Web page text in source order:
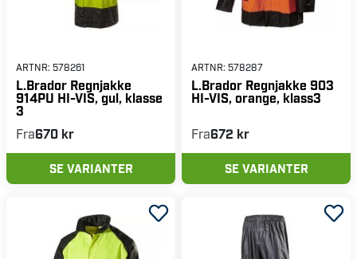
ARTNR: 578261
L.Brador Regnjakke
914PU HI-VIS, gul, klasse
3
Fra670 kr
SE VARIANTER
ARTNR: 578287
L.Brador Regnjakke 903
HI-VIS, orange, klass3
Fra672 kr
SE VARIANTER